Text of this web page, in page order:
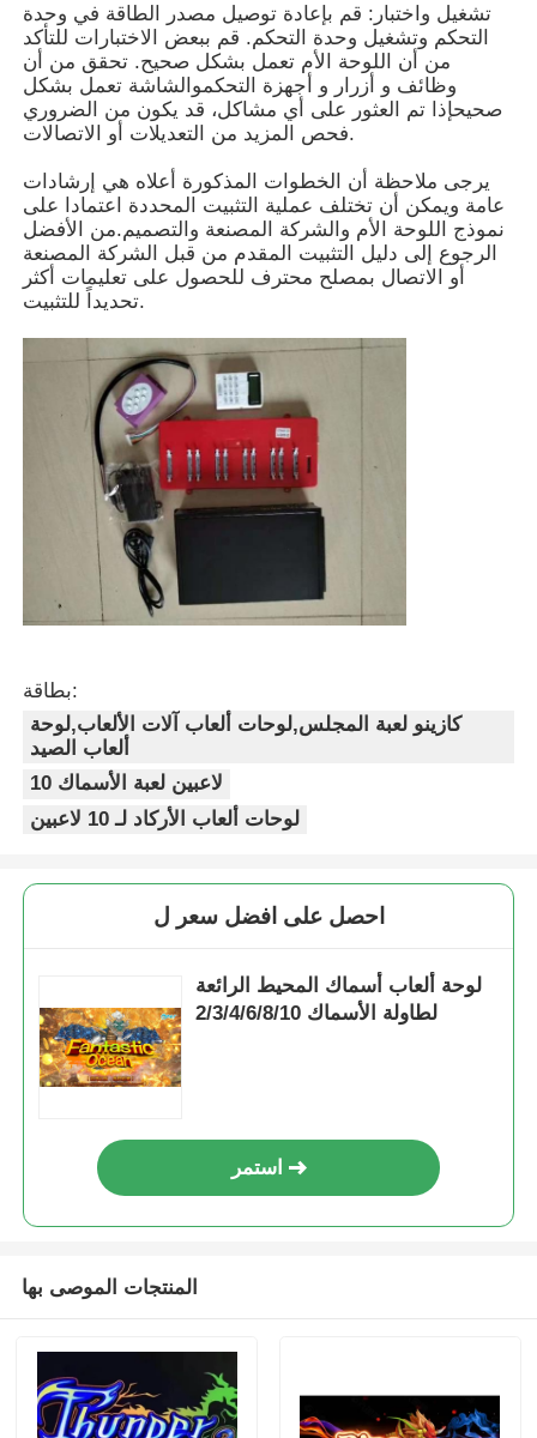
أجزاء ألعاب السلوت
أجزاء الأسماك
شاشة آلة اللعبة
تشغيل واختبار: قم بإعادة توصيل مصدر الطاقة في وحدة
التحكم وتشغيل وحدة التحكم. قم ببعض الاختبارات للتأكد
من أن اللوحة الأم تعمل بشكل صحيح. تحقق من أن
وظائف و أزرار و أجهزة التحكموالشاشة تعمل بشكل
صحيحإذا تم العثور على أي مشاكل، قد يكون من الضروري
فحص المزيد من التعديلات أو الاتصالات.
يرجى ملاحظة أن الخطوات المذكورة أعلاه هي إرشادات
عامة ويمكن أن تختلف عملية التثبيت المحددة اعتمادا على
نموذج اللوحة الأم والشركة المصنعة والتصميم.من الأفضل
الرجوع إلى دليل التثبيت المقدم من قبل الشركة المصنعة
أو الاتصال بمصلح محترف للحصول على تعليمات أكثر
تحديداً للتثبيت.
بطاقة:
كازينو لعبة المجلس,لوحات ألعاب آلات الألعاب,لوحة
ألعاب الصيد
10 لاعبين لعبة الأسماك
لوحات ألعاب الأركاد لـ 10 لاعبين
احصل على افضل سعر ل
لوحة ألعاب أسماك المحيط الرائعة
لطاولة الأسماك 2/3/4/6/8/10
استمر
المنتجات الموصى بها